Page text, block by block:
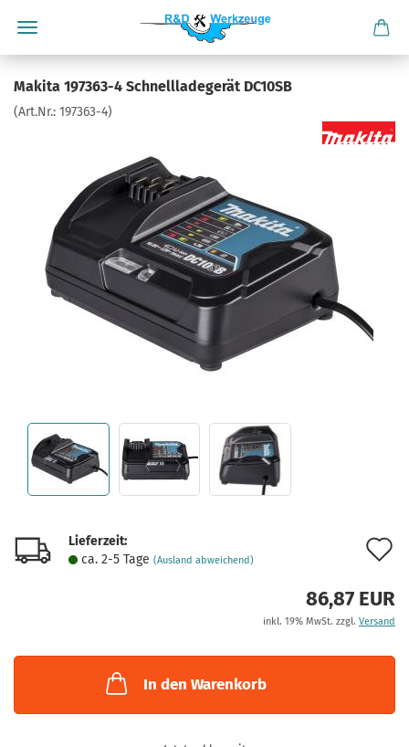
Makita 197363-4 Schnellladegerät DC10SB
(Art.Nr.: 197363-4)
Lieferzeit:
ca. 2-5 Tage (Ausland abweichend)
86,87 EUR
inkl. 19% MwSt. zzgl. Versand
In den Warenkorb